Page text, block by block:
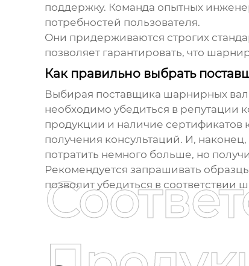
поддержку. Команда опытных
потребностей пользователя.
Они придерживаются строгих
позволяет гарантировать, что
Как правильно выбрать
Выбирая поставщика шарнирных
необходимо убедиться в репутации
продукции и наличие сертификатов
получения консультаций. И,
потратить немного больше, но
Рекомендуется запрашивать
позволит убедиться в соответствии